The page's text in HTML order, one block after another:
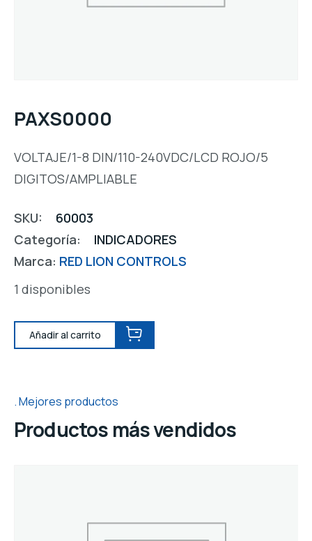
PAXS0000
VOLTAJE/1-8 DIN/110-240VDC/LCD ROJO/5
DIGITOS/AMPLIABLE
SKU:
60003
Categoría:
INDICADORES
Marca: RED LION CONTROLS
1 disponibles
Añadir al carrito
Mejores productos
Productos más vendidos